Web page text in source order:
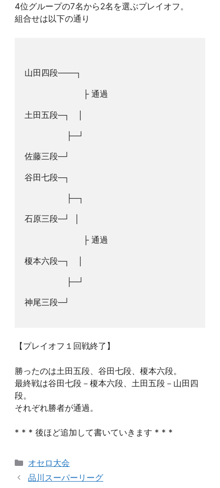
4位グループの7名から2名を選ぶプレイオフ。
組合せは以下の通り
山田四段───┐
├ 通過
土田五段─┐　│
├─┘
佐藤三段─┘
谷田七段─┐
├─┐
石原三段─┘  │
├ 通過
榎本六段─┐　│
├─┘
神尾三段─┘
【プレイオフ１回戦終了】
勝ったのは土田五段、谷田七段、榎本六段。
最終戦は谷田七段－榎本六段、土田五段－山田四
段。
それぞれ勝者が通過。
* * * 後ほど追加して書いていきます * * *
カ
テ
オセロ大会
品川スーパーリーグ